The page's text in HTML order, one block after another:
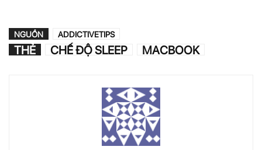
NGUỒN ADDICTIVETIPS
THẺ CHẾ ĐỘ SLEEP MACBOOK